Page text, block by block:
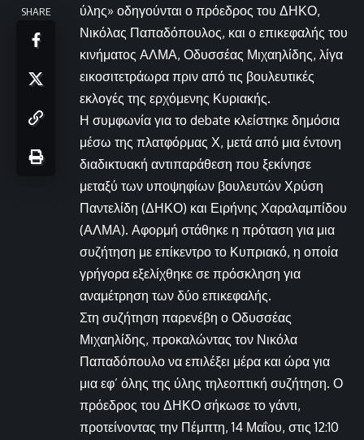
SHARE
ύλης» οδηγούνται ο πρόεδρος του ΔΗΚΟ,
Νικόλας Παπαδόπουλος, και ο επικεφαλής του
κινήματος ΑΛΜΑ, Οδυσσέας Μιχαηλίδης, λίγα
εικοσιτετράωρα πριν από τις βουλευτικές
εκλογές της ερχόμενης Κυριακής.
Η συμφωνία για το debate κλείστηκε δημόσια
μέσω της πλατφόρμας Χ, μετά από μια έντονη
διαδικτυακή αντιπαράθεση που ξεκίνησε
μεταξύ των υποψηφίων βουλευτών Χρύση
Παντελίδη (ΔΗΚΟ) και Ειρήνης Χαραλαμπίδου
(ΑΛΜΑ). Αφορμή στάθηκε η πρόταση για μια
συζήτηση με επίκεντρο το Κυπριακό, η οποία
γρήγορα εξελίχθηκε σε πρόσκληση για
αναμέτρηση των δύο επικεφαλής.
Στη συζήτηση παρενέβη ο Οδυσσέας
Μιχαηλίδης, προκαλώντας τον Νικόλα
Παπαδόπουλο να επιλέξει μέρα και ώρα για
μια εφ’ όλης της ύλης τηλεοπτική συζήτηση. Ο
πρόεδρος του ΔΗΚΟ σήκωσε το γάντι,
προτείνοντας την Πέμπτη, 14 Μαΐου, στις 12:10